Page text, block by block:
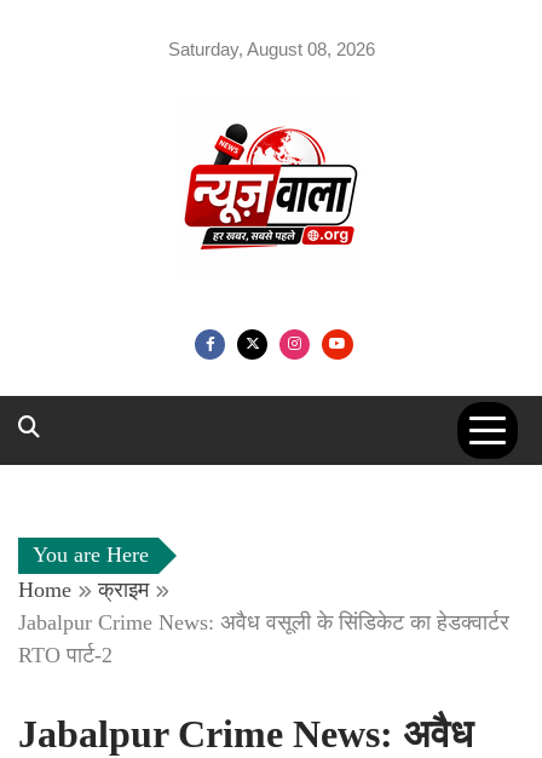
Saturday, August 08, 2026
You are Here
Home
क्राइम
Jabalpur Crime News: अवैध वसूली के सिंडिकेट का हेडक्वार्टर
RTO पार्ट-2
Jabalpur Crime News: अवैध